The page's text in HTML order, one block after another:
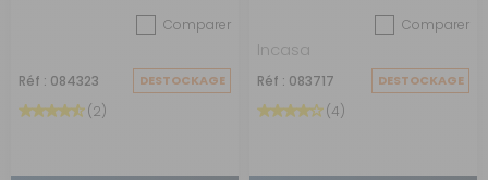
Comparer
Réf : 084323 DESTOCKAGE
(2)
Comparer
Incasa
Réf : 083717 DESTOCKAGE
(4)